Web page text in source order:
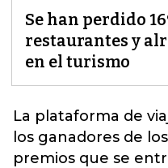
Se han perdido
restaurantes y
en el turismo
La plataforma de
los ganadores de
premios que se